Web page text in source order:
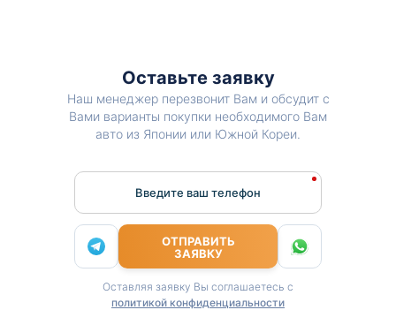
Оставьте заявку
Наш менеджер перезвонит Вам и обсудит с
Вами варианты покупки необходимого Вам
авто из Японии или Южной Кореи.
Введите ваш телефон
ОТПРАВИТЬ
ЗАЯВКУ
Оставляя заявку Вы соглашаетесь с
политикой конфиденциальности